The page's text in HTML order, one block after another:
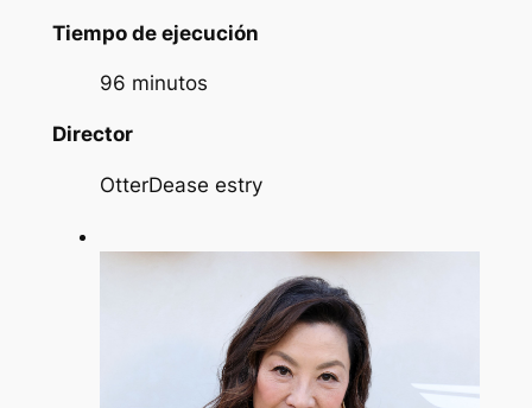
Tiempo de ejecución
96 minutos
Director
OtterDease estry